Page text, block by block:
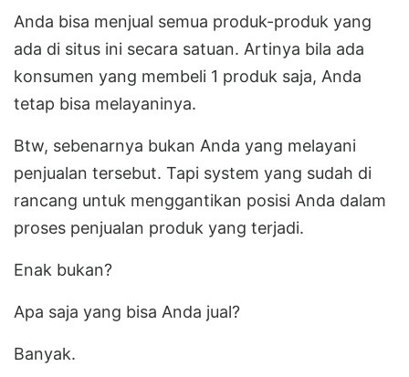
Anda bisa menjual semua produk-produk yang
ada di situs ini secara satuan. Artinya bila ada
konsumen yang membeli 1 produk saja, Anda
tetap bisa melayaninya.
Btw, sebenarnya bukan Anda yang melayani
penjualan tersebut. Tapi system yang sudah di
rancang untuk menggantikan posisi Anda dalam
proses penjualan produk yang terjadi.
Enak bukan?
Apa saja yang bisa Anda jual?
Banyak.